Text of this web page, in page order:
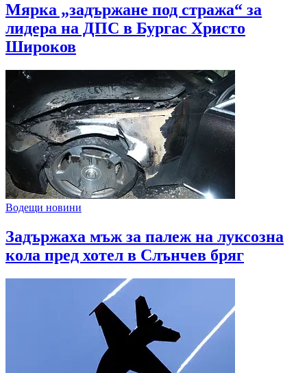
Мярка „задържане под стража“ за
лидера на ДПС в Бургас Христо
Широков
Водещи новини
Задържаха мъж за палеж на луксозна
кола пред хотел в Слънчев бряг